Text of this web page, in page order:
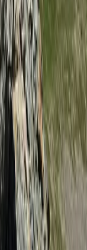
)
신발끈여행사